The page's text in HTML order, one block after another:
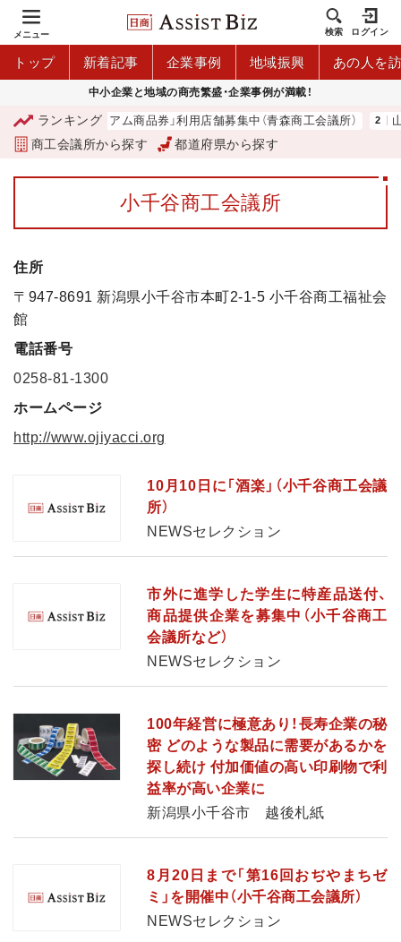
メニュー 検索 ログイン
トップ 新着記事 企業事例 地域振興 あの人を
中小企業と地域の商売繁盛・企業事例が満載！
ランキング
「青森市プレミアム商品券」利用店舗募集中（青森商工会議所） 山
商工会議所から探す 都道府県から探す
小千谷商工会議所
住所
〒947-8691 新潟県小千谷市本町2-1-5 小千谷商工福祉会
館
電話番号
0258-81-1300
ホームページ
http://www.ojiyacci.org
10月10日に「酒楽」（小千谷商工会議
所）
NEWSセレクション
市外に進学した学生に特産品送付、
商品提供企業を募集中（小千谷商工
会議所など）
NEWSセレクション
100年経営に極意あり！長寿企業の秘
密 どのような製品に需要があるかを
探し続け 付加価値の高い印刷物で利
益率が高い企業に
新潟県小千谷市 越後札紙
8月20日まで「第16回おぢやまちゼ
ミ」を開催中（小千谷商工会議所）
NEWSセレクション